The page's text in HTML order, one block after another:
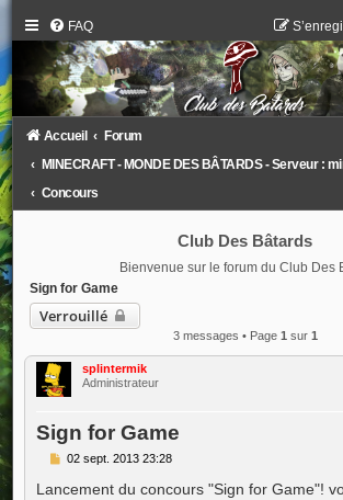
FAQ
Accueil
Forum
MINECRAFT - MONDE DES BÂTARDS - Serveur :
Concours
Club Des Bâtards
Bienvenue sur le forum du Club Des
Sign for Game
Verrouillé
3 messages • Page 1 sur 1
splintermik
Administrateur
Sign for Game
M
s
02 sept. 2013 23:28
Lancement du concours "Sign for Game"!